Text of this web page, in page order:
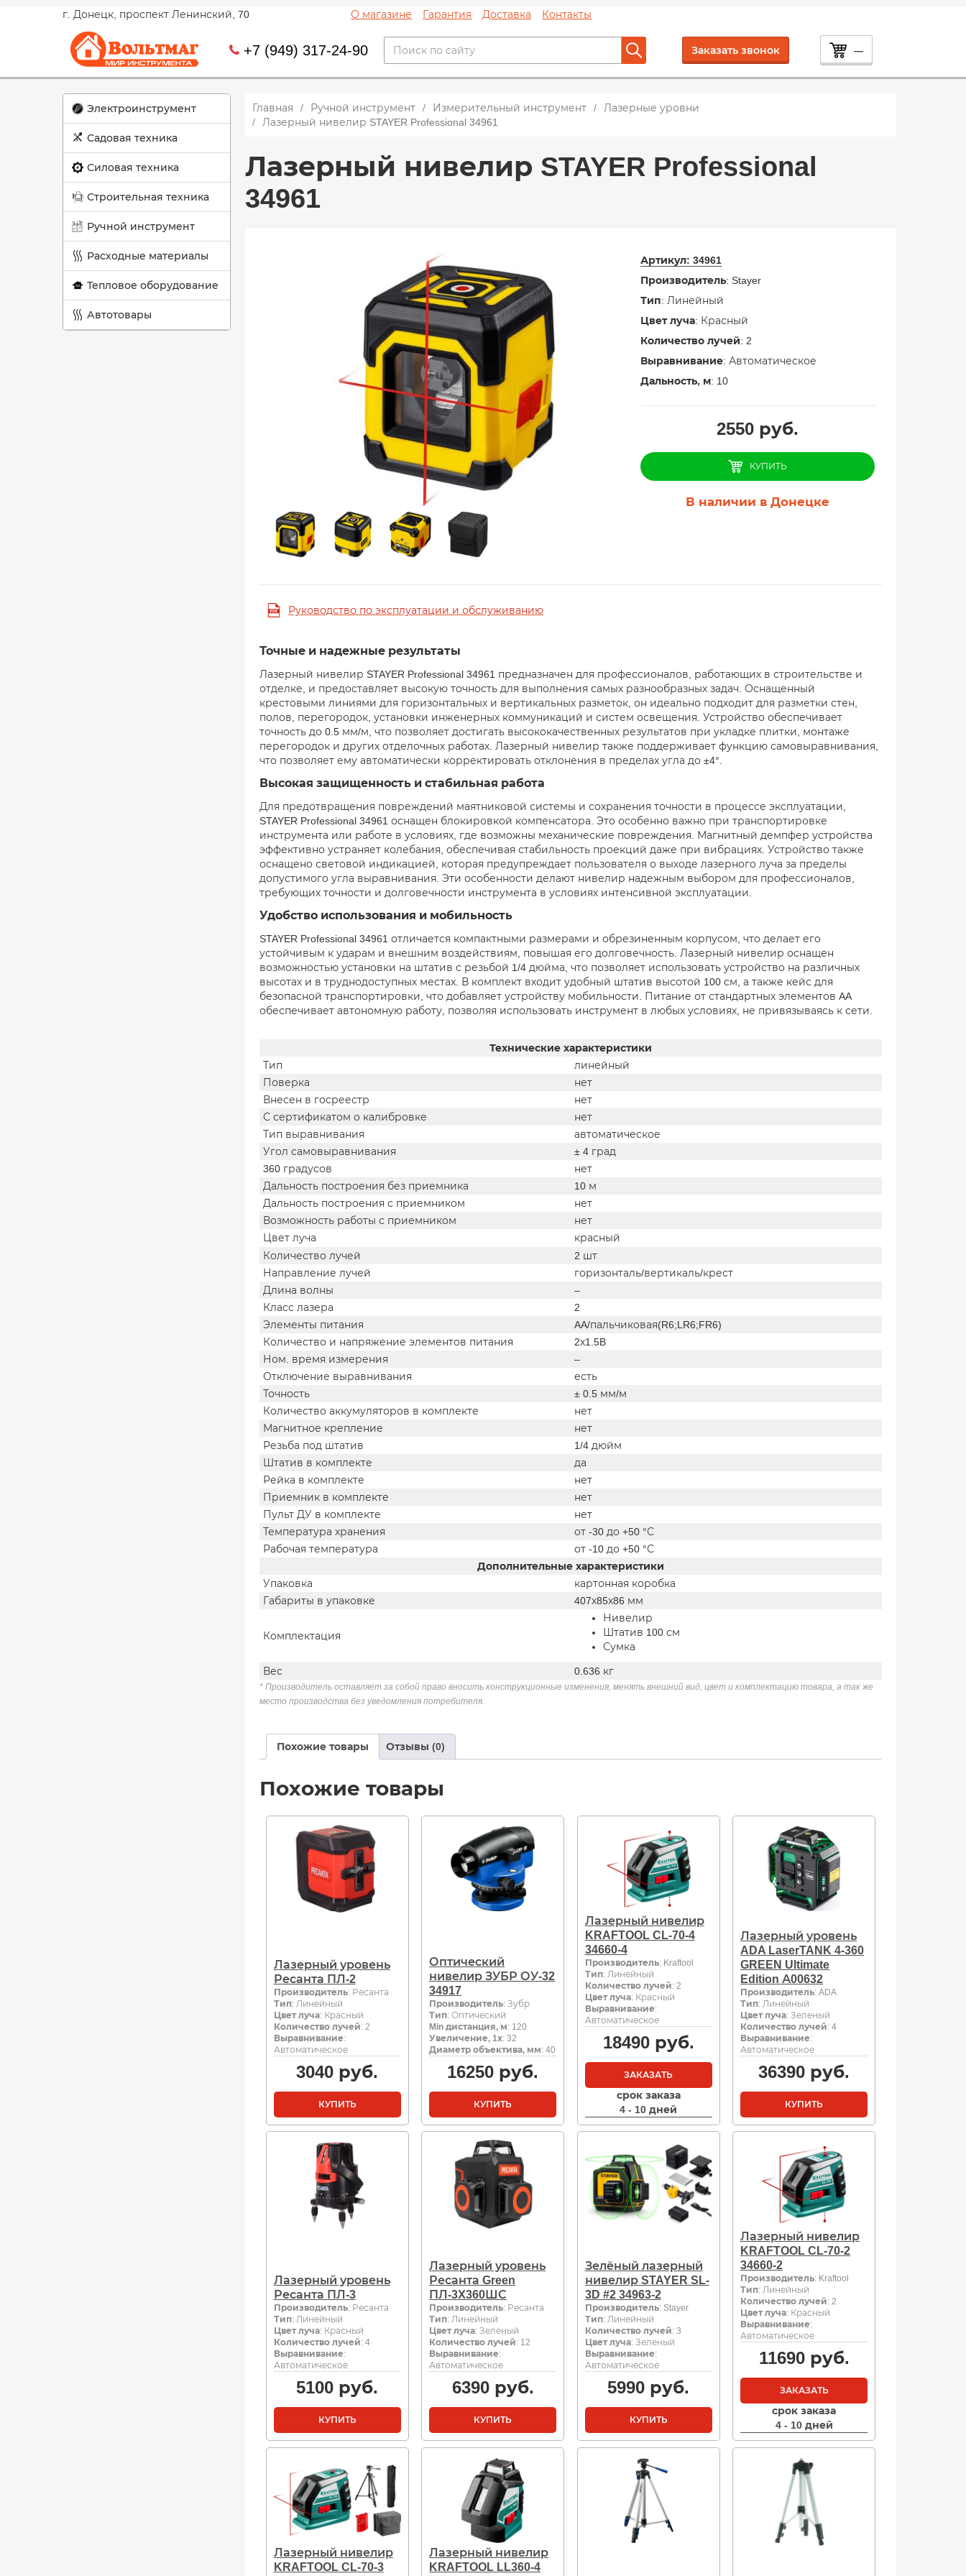
г. Донецк, проспект Ленинский, 70 О магазине Гарантия Доставка Контакты
+7 (949) 317-24-90 Заказать звонок —
Электроинструмент
Садовая техника
Силовая техника
Строительная техника
Ручной инструмент
Расходные материалы
Тепловое оборудование
Автотовары
Главная Ручной инструмент Измерительный инструмент
Лазерные уровни
Лазерный нивелир STAYER Professional 34961
Лазерный нивелир STAYER Professional
34961
Артикул: 34961
Производитель: Stayer
Тип: Линейный
Цвет луча: Красный
Количество лучей: 2
Выравнивание: Автоматическое
Дальность, м: 10
2550руб.
КУПИТЬ
В наличии в Донецке
Руководство по эксплуатации и обслуживанию
Точные и надежные результаты
Лазерный нивелир STAYER Professional 34961 предназначен для профессионалов, работающих в строительстве и
отделке, и предоставляет высокую точность для выполнения самых разнообразных задач. Оснащенный
крестовыми линиями для горизонтальных и вертикальных разметок, он идеально подходит для разметки стен,
полов, перегородок, установки инженерных коммуникаций и систем освещения. Устройство обеспечивает
точность до 0.5 мм/м, что позволяет достигать высококачественных результатов при укладке плитки, монтаже
перегородок и других отделочных работах. Лазерный нивелир также поддерживает функцию самовыравнивания,
что позволяет ему автоматически корректировать отклонения в пределах угла до ±4°.
Высокая защищенность и стабильная работа
Для предотвращения повреждений маятниковой системы и сохранения точности в процессе эксплуатации,
STAYER Professional 34961 оснащен блокировкой компенсатора. Это особенно важно при транспортировке
инструмента или работе в условиях, где возможны механические повреждения. Магнитный демпфер устройства
эффективно устраняет колебания, обеспечивая стабильность проекций даже при вибрациях. Устройство также
оснащено световой индикацией, которая предупреждает пользователя о выходе лазерного луча за пределы
допустимого угла выравнивания. Эти особенности делают нивелир надежным выбором для профессионалов,
требующих точности и долговечности инструмента в условиях интенсивной эксплуатации.
Удобство использования и мобильность
STAYER Professional 34961 отличается компактными размерами и обрезиненным корпусом, что делает его
устойчивым к ударам и внешним воздействиям, повышая его долговечность. Лазерный нивелир оснащен
возможностью установки на штатив с резьбой 1/4 дюйма, что позволяет использовать устройство на различных
высотах и в труднодоступных местах. В комплект входит удобный штатив высотой 100 см, а также кейс для
безопасной транспортировки, что добавляет устройству мобильности. Питание от стандартных элементов AA
обеспечивает автономную работу, позволяя использовать инструмент в любых условиях, не привязываясь к сети.
Технические характеристики
Тип
линейный
Поверка
нет
Внесен в госреестр
нет
С сертификатом о калибровке
нет
Тип выравнивания
автоматическое
Угол самовыравнивания
± 4 град
360 градусов
нет
Дальность построения без приемника
10 м
Дальность построения с приемником
нет
Возможность работы с приемником
нет
Цвет луча
красный
Количество лучей
2 шт
Направление лучей
горизонталь/вертикаль/крест
Длина волны
–
Класс лазера
2
Элементы питания
AA/пальчиковая(R6;LR6;FR6)
Количество и напряжение элементов питания
2х1.5B
Ном. время измерения
–
Отключение выравнивания
есть
Точность
± 0.5 мм/м
Количество аккумуляторов в комплекте
нет
Магнитное крепление
нет
Резьба под штатив
1/4 дюйм
Штатив в комплекте
да
Рейка в комплекте
нет
Приемник в комплекте
нет
Пульт ДУ в комплекте
нет
Температура хранения
от -30 до +50 °С
Рабочая температура
от -10 до +50 °С
Дополнительные характеристики
Упаковка
картонная коробка
Габариты в упаковке
407х85х86 мм
Комплектация
Нивелир
Штатив 100 см
Сумка
Вес 0.636 кг
* Производитель оставляет за собой право вносить конструкционные изменения, менять внешний вид, цвет и комплектацию товара, а так же
место производства без уведомления потребителя.
Похожие товары Отзывы (0)
Похожие товары
Лазерный уровень
Ресанта ПЛ-2
Производитель: Ресанта
Тип: Линейный
Цвет луча: Красный
Количество лучей: 2
Выравнивание:
Автоматическое
3040 руб.
КУПИТЬ
Оптический
нивелир ЗУБР ОУ-32
34917
Производитель: Зубр
Тип: Оптический
Min дистанция, м: 120
Увеличение, 1х: 32
Диаметр объектива, мм: 40
16250 руб.
КУПИТЬ
Лазерный нивелир
KRAFTOOL CL-70-4
34660-4
Производитель: Kraftool
Тип: Линейный
Количество лучей: 2
Цвет луча: Красный
Выравнивание:
Автоматическое
18490руб.
ЗАКАЗАТЬ
срок заказа
4 - 10 дней
Лазерный уровень
ADA LaserTANK 4-360
GREEN Ultimate
Edition А00632
Производитель: ADA
Тип: Линейный
Цвет луча: Зеленый
Количество лучей: 4
Выравнивание:
Автоматическое
36390 руб.
КУПИТЬ
Лазерный уровень
Ресанта ПЛ-3
Производитель: Ресанта
Тип: Линейный
Цвет луча: Красный
Количество лучей: 4
Выравнивание:
Автоматическое
5100 руб.
КУПИТЬ
Лазерный уровень
Ресанта Green
ПЛ-3Х360ШС
Производитель: Ресанта
Тип: Линейный
Цвет луча: Зеленый
Количество лучей: 12
Выравнивание:
Автоматическое
6390руб.
КУПИТЬ
Зелёный лазерный
нивелир STAYER SL-
3D #2 34963-2
Производитель: Stayer
Тип: Линейный
Количество лучей: 3
Цвет луча: Зеленый
Выравнивание:
Автоматическое
5990 руб.
КУПИТЬ
Лазерный нивелир
KRAFTOOL CL-70-2
34660-2
Производитель: Kraftool
Тип: Линейный
Количество лучей: 2
Цвет луча: Красный
Выравнивание:
Автоматическое
11690руб.
ЗАКАЗАТЬ
срок заказа
4 - 10 дней
Лазерный нивелир
KRAFTOOL CL-70-3
Лазерный нивелир
KRAFTOOL LL360-4